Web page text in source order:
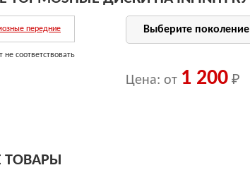
соответствовать
Цена: от 1 200 ₽
ТОВАРЫ